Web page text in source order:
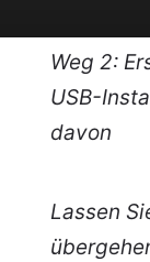
Weg 2:
USB-
davon
Lassen